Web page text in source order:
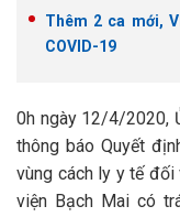
Thêm 2 ca mới,
COVID-19
0h ngày 12/4/2020,
thông báo Quyết
vùng cách ly y tế đối
viện Bạch Mai có